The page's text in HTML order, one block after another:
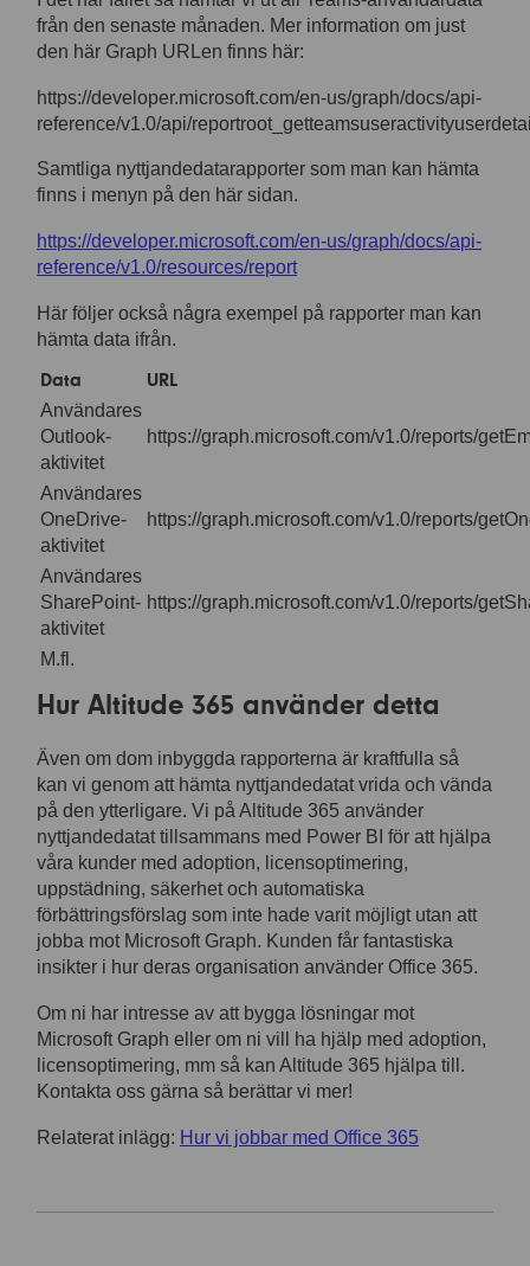
från den senaste månaden. Mer information om just
den här Graph URLen finns här:
https://developer.microsoft.com/en-us/graph/docs/api-
reference/v1.0/api/
Samtliga nyttjandedatarapporter som man kan hämta
finns i menyn på den här sidan.
https://developer.microsoft.com/en-us/graph/docs/api-
reference/v1.0/resources/report
Här följer också några exempel på rapporter man kan
hämta data ifrån.
Data URL
Användares
Outlook-
aktivitet
https://graph.microsoft.com/v1.0/reports/
Användares
OneDrive-
aktivitet
https://graph.microsoft.com/v1.0/reports/
Användares
SharePoint-
aktivitet
https://graph.microsoft.com/v1.0/reports/
M.fl.
Hur Altitude 365 använder detta
Även om dom inbyggda rapporterna är kraftfulla så
kan vi genom att hämta nyttjandedatat vrida och vända
på den ytterligare. Vi på Altitude 365 använder
nyttjandedatat tillsammans med Power BI för att hjälpa
våra kunder med adoption, licensoptimering,
uppstädning, säkerhet och automatiska
förbättringsförslag som inte hade varit möjligt utan att
jobba mot Microsoft Graph. Kunden får fantastiska
insikter i hur deras organisation använder Office 365.
Om ni har intresse av att bygga lösningar mot
Microsoft Graph eller om ni vill ha hjälp med adoption,
licensoptimering, mm så kan Altitude 365 hjälpa till.
Kontakta oss gärna så berättar vi mer!
Relaterat inlägg: Hur vi jobbar med Office 365